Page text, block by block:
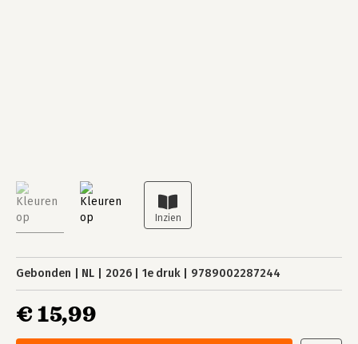
Gebonden NL 2026 1e druk 9789002287244
€ 15,99